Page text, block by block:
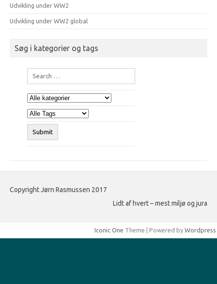
Udvikling under WW2
Udvikling under WW2 global
Søg i kategorier og tags
Copyright Jørn Rasmussen 2017
Lidt af hvert – mest miljø og jura
Iconic One Theme | Powered by Wordpress